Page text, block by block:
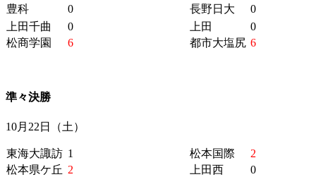
豊科
0 長野日大
0
上田千曲
0 上田
0
松商学園
6 都市大塩尻 6
準々決勝
10月22日（土）
東海大諏訪 1 松本国際
2
松本県ケ丘 2 上田西
0